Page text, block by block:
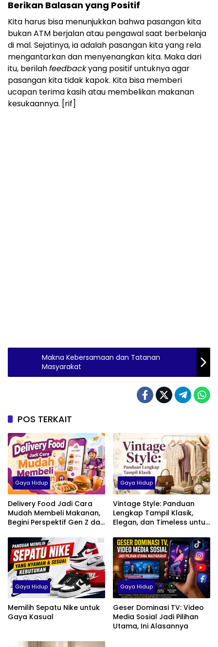
Berikan Balasan yang Positif
Kita harus bisa menunjukkan bahwa pasangan kita
bukan ATM berjalan atau pengawal saat berbelanja
di mal. Sejatinya, ia adalah pasangan kita yang rela
mengantarkan dan menyenangkan kita. Maka dari
itu, berilahfeedbackyang positif untuknya agar
pasangan kita tidak kapok. Kita bisa memberi
ucapan terima kasih atau membelikan makanan
kesukaannya. [rif]
Makna Kebersamaan dan Tatanan
Masyarakat
POS TERKAIT
Gaya Hidup
Delivery Food Jadi Cara
Mudah Membeli Makanan,
Begini Perspektif Gen Z dan
Gaya Hidup
Vintage Style: Panduan
Lengkap Tampil Klasik,
Elegan, dan Timeless untuk
Gaya Hidup
Memilih Sepatu Nike untuk
Gaya Kasual
Gaya Hidup
Geser Dominasi TV: Video
Media Sosial Jadi Pilihan
Utama, Ini Alasannya